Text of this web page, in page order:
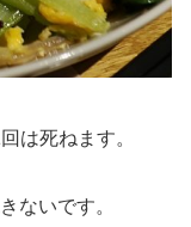
は死ねます。
ないです。